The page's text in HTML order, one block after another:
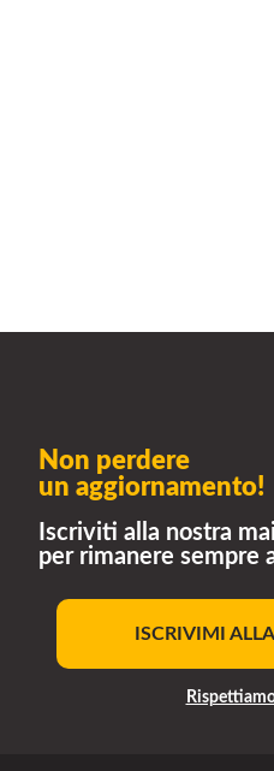
Non perdere
un aggiornamento!
Iscriviti alla nostra
per rimanere sempre
ISCRIVIMI